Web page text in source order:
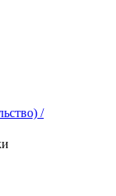
/